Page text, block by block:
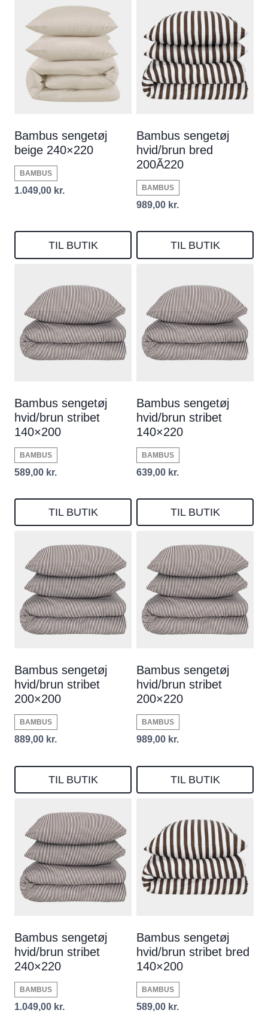
Bambus sengetøj
beige 240×220
BAMBUS
1.049,00 kr.
TIL BUTIK
Bambus sengetøj
hvid/brun bred
200Ã220
BAMBUS
989,00 kr.
TIL BUTIK
Bambus sengetøj
hvid/brun stribet
140×200
BAMBUS
589,00 kr.
TIL BUTIK
Bambus sengetøj
hvid/brun stribet
140×220
BAMBUS
639,00 kr.
TIL BUTIK
Bambus sengetøj
hvid/brun stribet
200×200
BAMBUS
889,00 kr.
TIL BUTIK
Bambus sengetøj
hvid/brun stribet
200×220
BAMBUS
989,00 kr.
TIL BUTIK
Bambus sengetøj
hvid/brun stribet
240×220
BAMBUS
1.049,00 kr.
Bambus sengetøj
hvid/brun stribet bred
140×200
BAMBUS
589,00 kr.